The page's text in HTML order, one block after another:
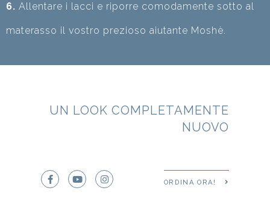
6. Allentare i lacci e riporre comodamente sotto al
materasso il vostro prezioso aiutante Moshè.
UN LOOK COMPLETAMENTE
NUOVO
ORDINA ORA!